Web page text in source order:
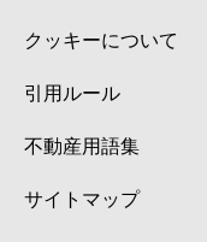
クッキーについて
引用ルール
不動産用語集
サイトマップ